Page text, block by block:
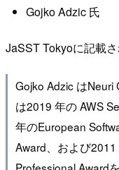
Gojko Adzic 氏
JaSST Tokyoに記載
Gojko Adzic は
は2019 年の AWS
年のEuropean
Award、および